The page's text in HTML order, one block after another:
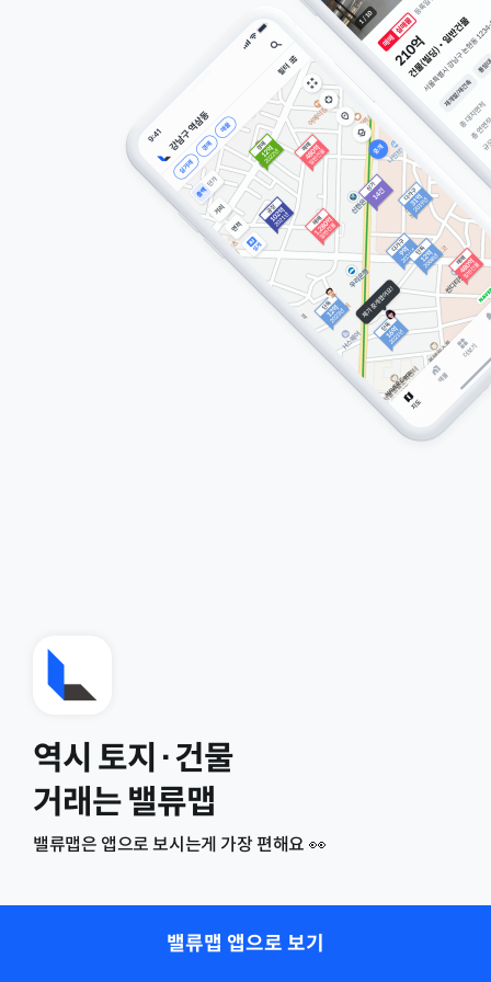
역시 토지·건물
거래는 밸류맵
밸류맵은 앱으로 보시는게 가장 편해요 👀
밸류맵 앱으로 보기